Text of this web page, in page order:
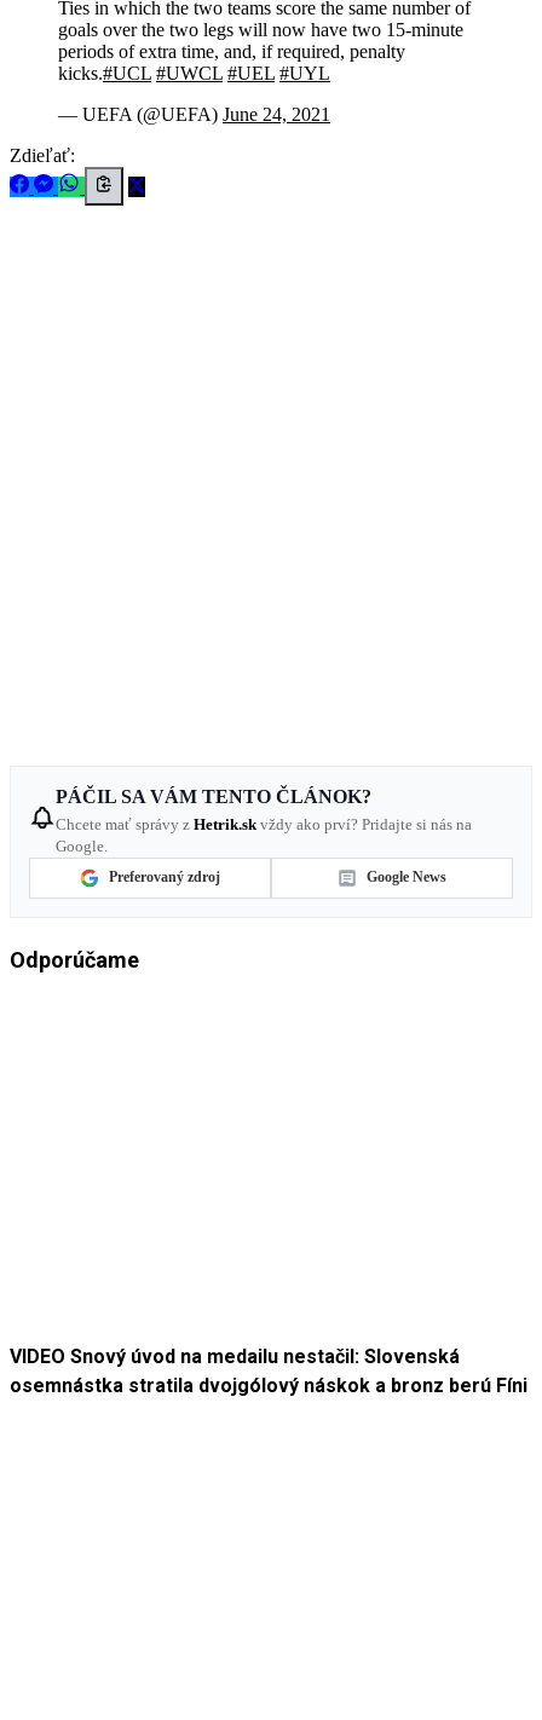
Ties in which the two teams score the same number of
goals over the two legs will now have two 15-minute
periods of extra time, and, if required, penalty
kicks.#UCL #UWCL #UEL #UYL
— UEFA (@UEFA) June 24, 2021
Zdieľať:
PÁČIL SA VÁM TENTO ČLÁNOK?
Chcete mať správy z Hetrik.sk vždy ako prví? Pridajte si nás na
Google.
Preferovaný zdroj Google News
Odporúčame
VIDEO Snový úvod na medailu nestačil: Slovenská
osemnástka stratila dvojgólový náskok a bronz berú Fíni